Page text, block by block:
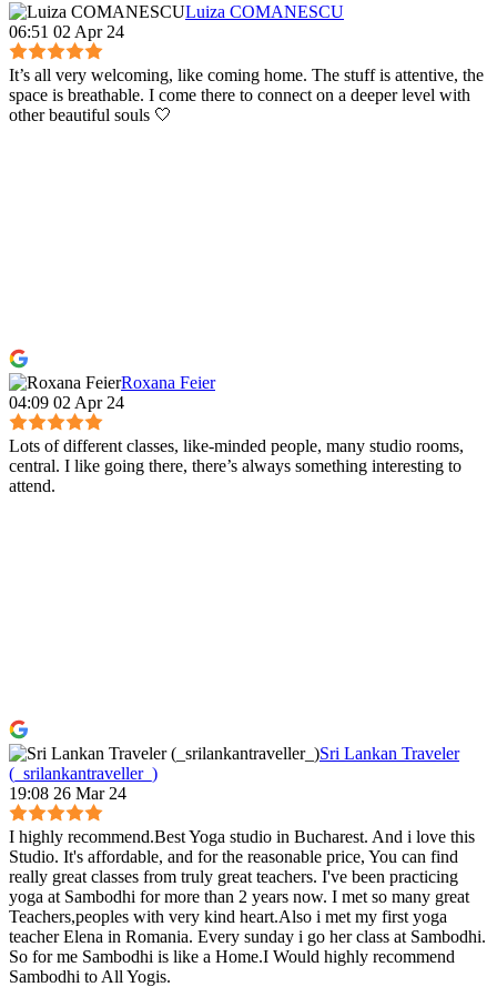
Luiza COMANESCU
06:51 02 Apr 24
It’s all very welcoming, like coming home. The stuff is attentive, the
space is breathable. I come there to connect on a deeper level with
other beautiful souls 🤍
Roxana Feier
04:09 02 Apr 24
Lots of different classes, like-minded people, many studio rooms,
central. I like going there, there’s always something interesting to
attend.
Sri Lankan Traveler
(_srilankantraveller_)
19:08 26 Mar 24
I highly recommend.Best Yoga studio in Bucharest. And i love this
Studio. It's affordable, and for the reasonable price, You can find
really great classes from truly great teachers. I've been practicing
yoga at Sambodhi for more than 2 years now. I met so many great
Teachers,peoples with very kind heart.Also i met my first yoga
teacher Elena in Romania. Every sunday i go her class at Sambodhi.
So for me Sambodhi is like a Home.I Would highly recommend
Sambodhi to All Yogis.